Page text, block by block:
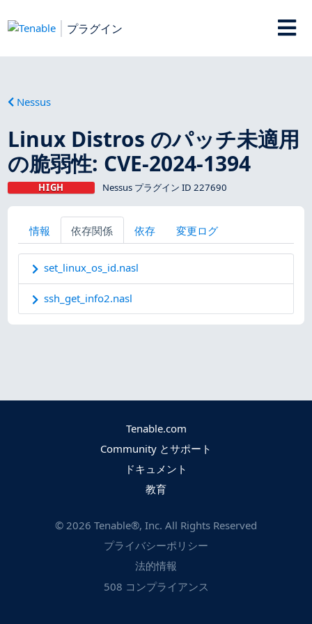
プラグイン
Nessus
Linux Distros のパッチ未適用
の脆弱性: CVE-2024-1394
HIGH Nessus プラグイン ID 227690
情報 依存関係 依存 変更ログ
set_linux_os_id.nasl
ssh_get_info2.nasl
Tenable.com
Community とサポート
ドキュメント
教育
© 2026 Tenable®, Inc. All Rights Reserved
プライバシーポリシー
法的情報
508 コンプライアンス